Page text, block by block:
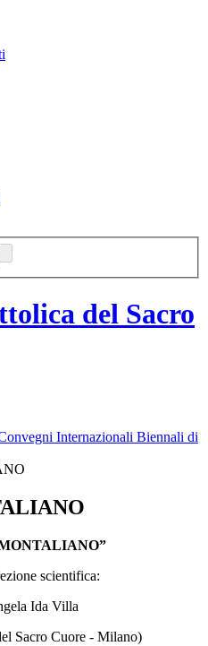
Internazionali Biennali di
scientifica:
Ida Villa
Sacro Cuore - Milano)